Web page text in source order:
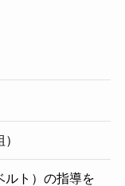
ルト）の指導を